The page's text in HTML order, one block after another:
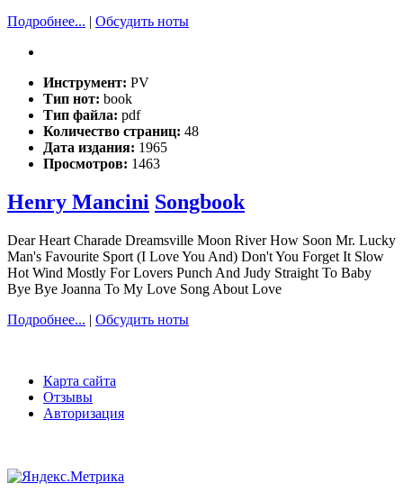
Подробнее... | Обсудить ноты
Инструмент: PV
Тип нот: book
Тип файла: pdf
Количество страниц: 48
Дата издания: 1965
Просмотров: 1463
Henry Mancini Songbook
Dear Heart Charade Dreamsville Moon River How Soon Mr. Lucky
Man's Favourite Sport (I Love You And) Don't You Forget It Slow
Hot Wind Mostly For Lovers Punch And Judy Straight To Baby
Bye Bye Joanna To My Love Song About Love
Подробнее... | Обсудить ноты
Карта сайта
Отзывы
Авторизация